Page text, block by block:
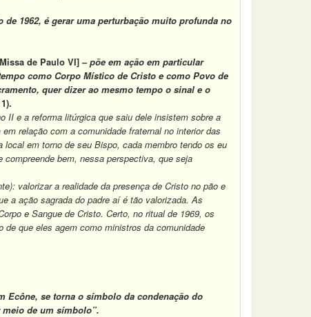
1962, é gerar uma perturbação muito profunda no
de Paulo VI] –põe em ação em particular
como Corpo Místico de Cristo e como Povo de
quer dizer ao mesmo tempo o sinal e o
1).
II e a reforma litúrgica que saiu dele insistem sobre a
relação com a comunidade fraternal no interior das
em torno de seu Bispo, cada membro tendo os eu
bem, nessa perspectiva, que seja
valorizar a realidade da presença de Cristo no pão e
a ação sagrada do padre aí é tão valorizada. As
e Sangue de Cristo. Certo, no ritual de 1969, os
que eles agem como ministros da comunidade
Ecône, se torna o símbolo da condenação do
de um símbolo”.